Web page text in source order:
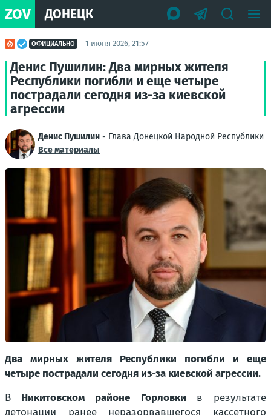
ZOV ДОНЕЦК
ОФИЦИАЛЬНО 1 июня 2026, 21:57
Денис Пушилин: Два мирных жителя
Республики погибли и еще четыре
пострадали сегодня из-за киевской
агрессии
Денис Пушилин - Глава Донецкой Народной Республики
Все материалы
Два мирных жителя Республики погибли и еще
четыре пострадали сегодня из-за киевской агрессии.
В Никитовском районе Горловки в результате
детонации ранее неразорвавшегося кассетного